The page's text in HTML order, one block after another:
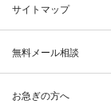
サイトマップ
無料メール相談
お急ぎの方へ